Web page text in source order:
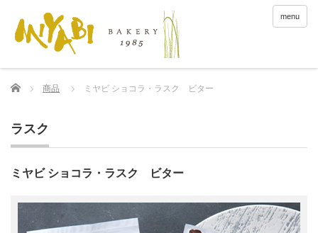
menu
Home 商品 ミヤビ ショコラ・ラスク ビター
ラスク
ミヤビ ショコラ・ラスク ビター